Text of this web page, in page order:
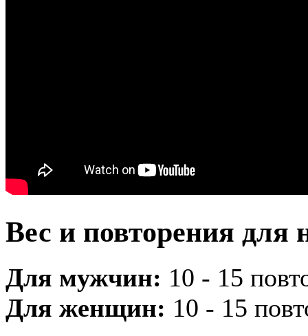
Вес и повторения для
Для мужчин: 10 - 15
Для женщин: 10 - 15